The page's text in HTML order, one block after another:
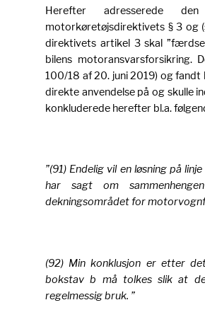
Herefter adresserede
motorkøretøjsdirektivets § 3 og
direktivets artikel 3 skal
bilens motoransvarsforsikring.
100/18 af 20. juni 2019) og
direkte anvendelse på og skulle
konkluderede herefter bl.a.
”(91) Endelig vil en løsning på
har sagt om
dekningsområdet for
(92) Min konklusjon er etter
bokstav b må tolkes slik at
regelmessig bruk. ”